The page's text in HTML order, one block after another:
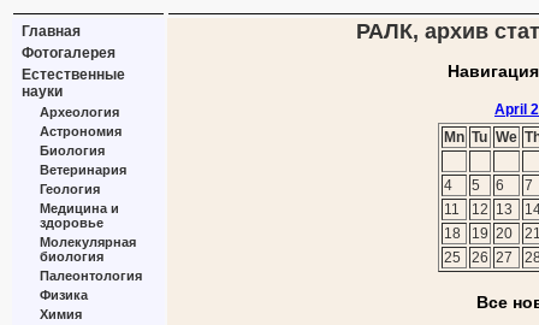
Главная
Фотогалерея
Естественные
науки
Археология
Астрономия
Биология
Ветеринария
Геология
Медицина и
здоровье
Молекулярная
биология
Палеонтология
Физика
Химия
РАЛК, архив
April
Mn Tu We
4 5 6
7
11
12 13
18
19 20
25
26 27
Все